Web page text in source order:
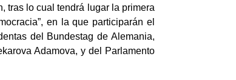
tras lo cual tendrá lugar la primera
en la que participarán el
del Bundestag de Alemania,
Adamova, y del Parlamento